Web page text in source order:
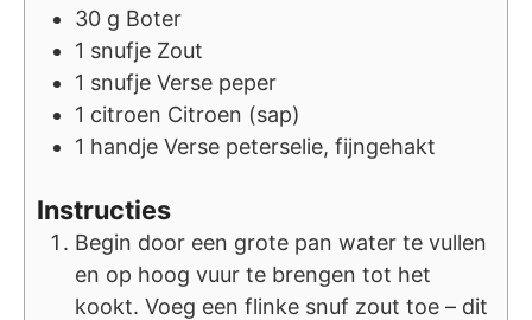
30 g Boter
1 snufje Zout
1 snufje Verse peper
1 citroen Citroen (sap)
1 handje Verse peterselie, fijngehakt
Instructies
Begin door een grote pan water te vullen
en op hoog vuur te brengen tot het
kookt. Voeg een flinke snuf zout toe – dit